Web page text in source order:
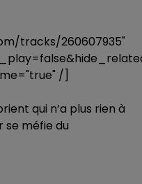
tracks/260607935"
/]
qui n’a plus rien à
se méfie du